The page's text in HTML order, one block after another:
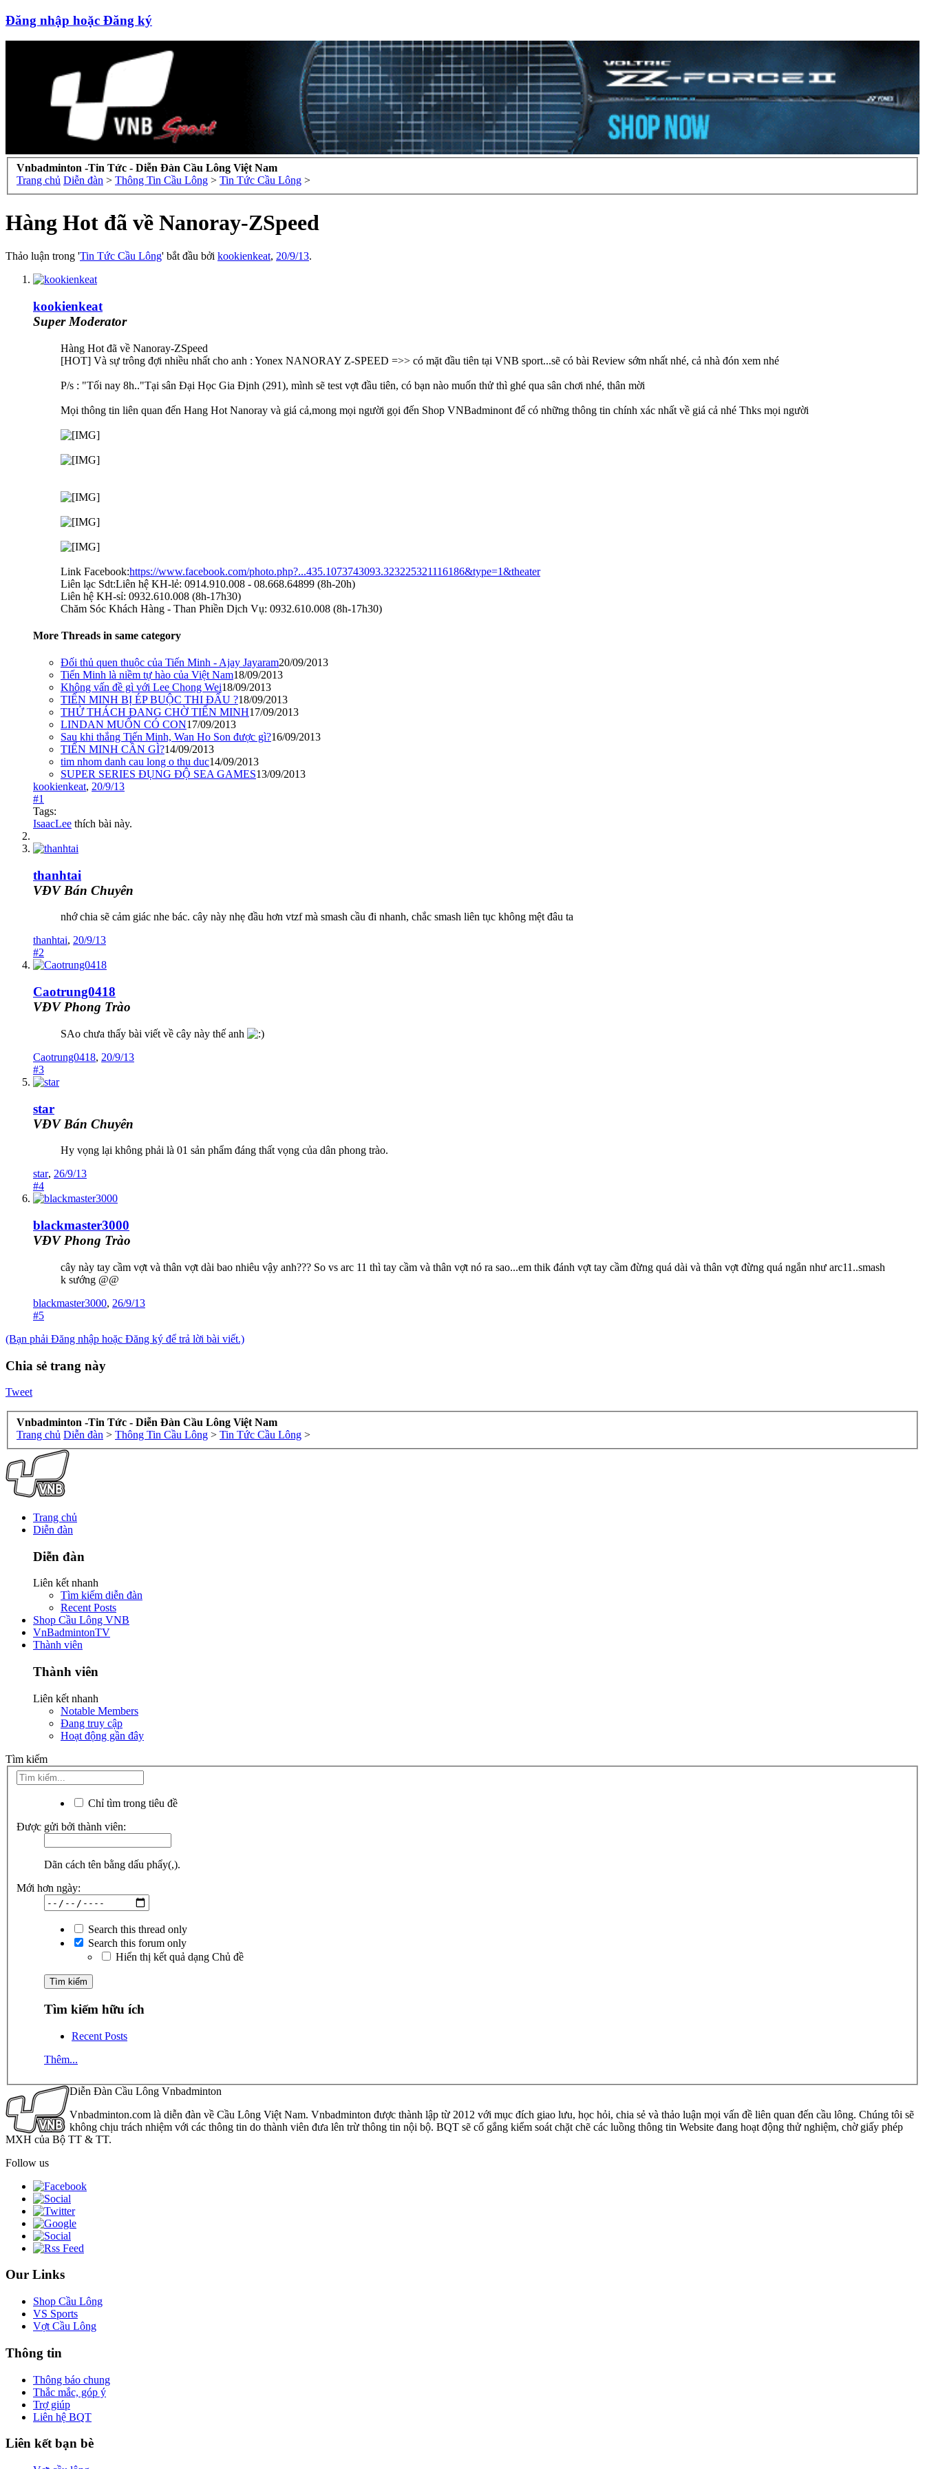
Đăng nhập hoặc Đăng ký
Vnbadminton -Tin Tức - Diễn Đàn Cầu Lông Việt Nam
Trang chủ Diễn đàn > Thông Tin Cầu Lông > Tin Tức Cầu Lông >
Hàng Hot đã về Nanoray-ZSpeed
Thảo luận trong 'Tin Tức Cầu Lông' bắt đầu bởi kookienkeat, 20/9/13.
kookienkeat
Super Moderator
Hàng Hot đã về Nanoray-ZSpeed
[HOT] Và sự trông đợi nhiều nhất cho anh : Yonex NANORAY Z-SPEED =>> có mặt đầu tiên tại VNB sport...sẽ có bài Review sớm nhất nhé, cả nhà đón xem nhé
P/s : "Tối nay 8h.."Tại sân Đại Học Gia Định (291), mình sẽ test vợt đầu tiên, có bạn nào muốn thử thì ghé qua sân chơi nhé, thân mời
Mọi thông tin liên quan đến Hang Hot Nanoray và giá cả,mong mọi người gọi đến Shop VNBadminont để có những thông tin chính xác nhất về giá cả nhé Thks mọi người
Link Facebook:https://www.facebook.com/photo.php?...435.1073743093.323225321116186&type=1&theater
Liên lạc Sdt:Liên hệ KH-lẻ: 0914.910.008 - 08.668.64899 (8h-20h)
Liên hệ KH-sỉ: 0932.610.008 (8h-17h30)
Chăm Sóc Khách Hàng - Than Phiền Dịch Vụ: 0932.610.008 (8h-17h30)
More Threads in same category
Đối thủ quen thuộc của Tiến Minh - Ajay Jayaram20/09/2013
Tiến Minh là niềm tự hào của Việt Nam18/09/2013
Không vấn đề gì với Lee Chong Wei18/09/2013
TIẾN MINH BỊ ÉP BUỘC THI ĐẤU ?18/09/2013
THỬ THÁCH ĐANG CHỜ TIẾN MINH17/09/2013
LINDAN MUỐN CÓ CON17/09/2013
Sau khi thắng Tiến Minh, Wan Ho Son được gì?16/09/2013
TIẾN MINH CẦN GÌ?14/09/2013
tim nhom danh cau long o thu duc14/09/2013
SUPER SERIES ĐỤNG ĐỘ SEA GAMES13/09/2013
kookienkeat, 20/9/13
#1
Tags:
IsaacLee thích bài này.
thanhtai
VĐV Bán Chuyên
nhớ chia sẽ cảm giác nhe bác. cây này nhẹ đầu hơn vtzf mà smash cầu đi nhanh, chắc smash liên tục không mệt đâu ta
thanhtai, 20/9/13
#2
Caotrung0418
VĐV Phong Trào
SAo chưa thấy bài viết về cây này thế anh
Caotrung0418, 20/9/13
#3
star
VĐV Bán Chuyên
Hy vọng lại không phải là 01 sản phẩm đáng thất vọng của dân phong trào.
star, 26/9/13
#4
blackmaster3000
VĐV Phong Trào
cây này tay cầm vợt và thân vợt dài bao nhiêu vậy anh??? So vs arc 11 thì tay cầm và thân vợt nó ra sao...em thik đánh vợt tay cầm đừng quá dài và thân vợt đừng quá ngắn như arc11..smash
k sướng @@
blackmaster3000, 26/9/13
#5
(Bạn phải Đăng nhập hoặc Đăng ký để trả lời bài viết.)
Chia sẻ trang này
Tweet
Vnbadminton -Tin Tức - Diễn Đàn Cầu Lông Việt Nam
Trang chủ Diễn đàn > Thông Tin Cầu Lông > Tin Tức Cầu Lông >
Trang chủ
Diễn đàn
Diễn đàn
Liên kết nhanh
Tìm kiếm diễn đàn
Recent Posts
Shop Cầu Lông VNB
VnBadmintonTV
Thành viên
Thành viên
Liên kết nhanh
Notable Members
Đang truy cập
Hoạt động gần đây
Tìm kiếm
Chỉ tìm trong tiêu đề
Được gửi bởi thành viên:
Dãn cách tên bằng dấu phẩy(,).
Mới hơn ngày:
Search this thread only
Search this forum only
Hiển thị kết quả dạng Chủ đề
Tìm kiếm hữu ích
Recent Posts
Thêm...
Diễn Đàn Cầu Lông Vnbadminton
Vnbadminton.com là diễn đàn về Cầu Lông Việt Nam. Vnbadminton được thành lập từ 2012 với mục đích giao lưu, học hỏi, chia sẻ và thảo luận mọi vấn đề liên quan đến cầu lông. Chúng tôi sẽ
không chịu trách nhiệm với các thông tin do thành viên đưa lên trừ thông tin nội bộ. BQT sẽ cố gắng kiểm soát chặt chẽ các luồng thông tin Website đang hoạt động thử nghiệm, chờ giấy phép
MXH của Bộ TT & TT.
Follow us
Our Links
Shop Cầu Lông
VS Sports
Vợt Cầu Lông
Thông tin
Thông báo chung
Thắc mắc, góp ý
Trợ giúp
Liên hệ BQT
Liên kết bạn bè